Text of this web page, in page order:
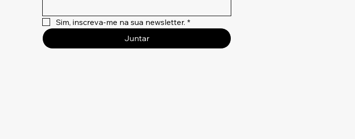
Sim, inscreva-me na sua newsletter. *
Juntar